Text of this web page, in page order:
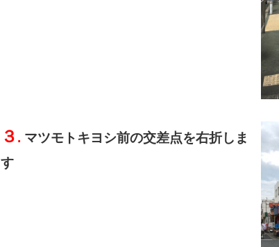
３ . マツモトキヨシ前の交差点を右折しま
す